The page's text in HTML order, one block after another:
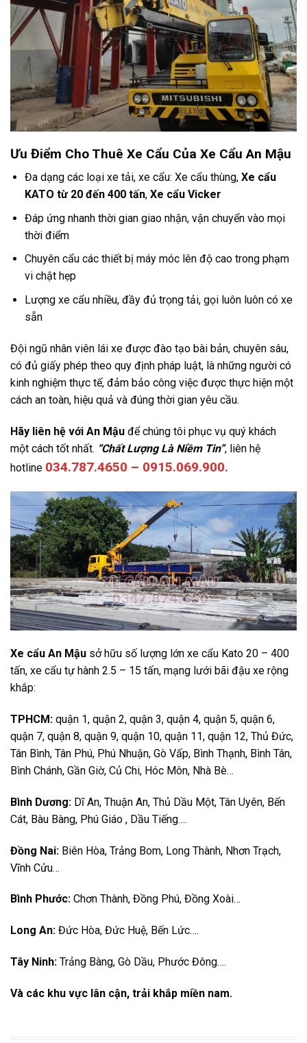
Ưu Điểm Cho Thuê Xe Cẩu Của Xe Cẩu An Mậu
Đa dạng các loại xe tải, xe cẩu: Xe cẩu thùng, Xe cẩu
KATO từ 20 đến 400 tấn, Xe cẩu Vicker
Đáp ứng nhanh thời gian giao nhận, vận chuyển vào mọi
thời điểm
Chuyên cẩu các thiết bị máy móc lên độ cao trong phạm
vi chật hẹp
Lượng xe cẩu nhiều, đầy đủ trọng tải, gọi luôn luôn có xe
sẵn
Đội ngũ nhân viên lái xe được đào tạo bài bản, chuyên sâu,
có đủ giấy phép theo quy định pháp luật, là những người có
kinh nghiệm thực tế, đảm bảo công việc được thực hiện một
cách an toàn, hiệu quả và đúng thời gian yêu cầu.
Hãy liên hệ với An Mậu để chúng tôi phục vụ quý khách
một cách tốt nhất. “Chất Lượng Là Niềm Tin”, liên hệ
hotline 034.787.4650 – 0915.069.900.
Xe cẩu An Mậu sở hữu số lượng lớn xe cẩu Kato 20 – 400
tấn, xe cẩu tự hành 2.5 – 15 tấn, mạng lưới bãi đậu xe rộng
khắp:
TPHCM: quận 1, quận 2, quận 3, quận 4, quận 5, quận 6,
quận 7, quận 8, quận 9, quận 10, quận 11, quận 12, Thủ Đức,
Tân Bình, Tân Phú, Phú Nhuận, Gò Vấp, Bình Thạnh, Bình Tân,
Bình Chánh, Gần Giờ, Củ Chi, Hóc Môn, Nhà Bè…
Bình Dương: Dĩ An, Thuận An, Thủ Dầu Một, Tân Uyên, Bến
Cát, Bàu Bàng, Phú Giáo , Dầu Tiếng….
Đồng Nai: Biên Hòa, Trảng Bom, Long Thành, Nhơn Trạch,
Vĩnh Cửu…
Bình Phước: Chơn Thành, Đồng Phú, Đồng Xoài…
Long An: Đức Hòa, Đức Huệ, Bến Lức….
Tây Ninh: Trảng Bàng, Gò Dầu, Phước Đông….
Và các khu vực lân cận, trải khắp miền nam.